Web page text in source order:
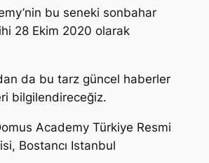
bu seneki sonbahar
28 Ekim 2020 olarak
da bu tarz güncel haberler
bilgilendireceğiz.
Academy Türkiye Resmi
Bostancı Istanbul